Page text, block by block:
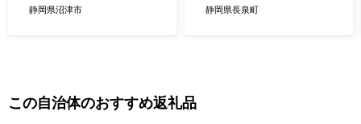
ランド米 きぬむすめ 沼津 静
静岡県沼津市
静岡 静岡県産
静岡県長泉町
この自治体のおすすめ返礼品